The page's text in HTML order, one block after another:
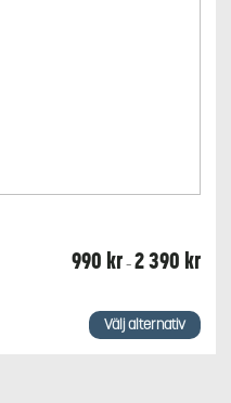
990 kr–2 390 kr
390
Välj alternativ